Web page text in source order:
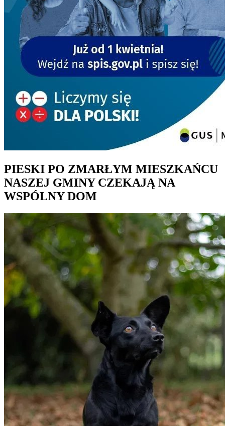
PIESKI PO ZMARŁYM MIESZKAŃCU
NASZEJ GMINY CZEKAJĄ NA
WSPÓLNY DOM